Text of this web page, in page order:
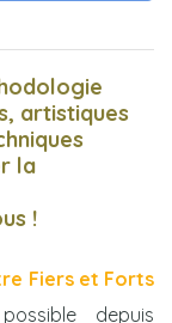
artistiques
la
!
Fiers et Forts
depuis